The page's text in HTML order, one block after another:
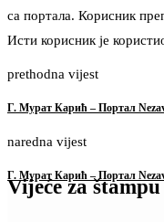
са портала. Корисник
Исти корисник је
prethodna vijest
Г. Мурат Карић – Портал
naredna vijest
Г. Мурат Карић – Портал
Vijeće za